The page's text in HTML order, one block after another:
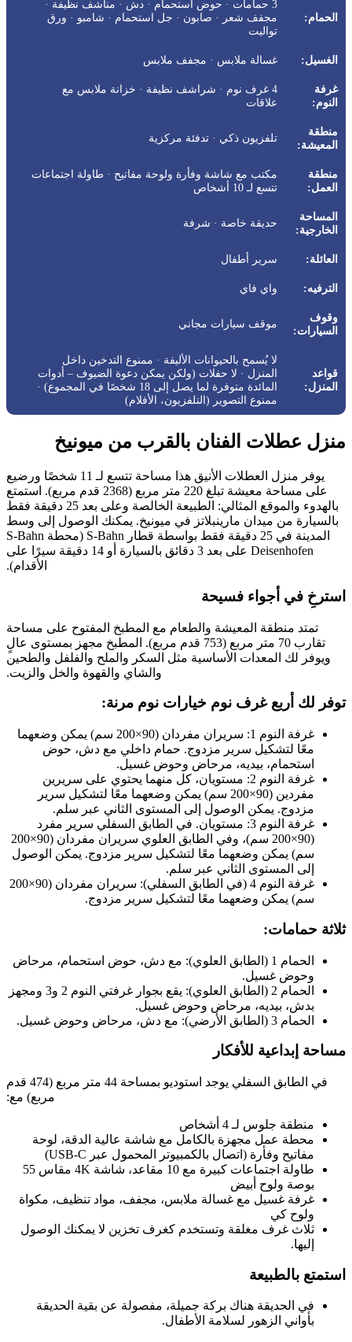
الحمام:
3 حمامات · حوض استحمام · دش · مناشف نظيفة ·
مجفف شعر · صابون · جل استحمام · شامبو · ورق
تواليت
الغسيل: غسالة ملابس · مجفف ملابس
غرفة
النوم:
4 غرف نوم · شراشف نظيفة · خزانة ملابس مع
علاقات
منطقة
المعيشة:
تلفزيون ذكي · تدفئة مركزية
منطقة
العمل:
مكتب مع شاشة وفأرة ولوحة مفاتيح · طاولة اجتماعات
تتسع لـ 10 أشخاص
المساحة
الخارجية:
حديقة خاصة · شرفة
العائلة: سرير أطفال
الترفيه: واي فاي
وقوف
السيارات:
موقف سيارات مجاني
قواعد
المنزل:
لا يُسمح بالحيوانات الأليفة · ممنوع التدخين داخل
المنزل · لا حفلات (ولكن يمكن دعوة الضيوف – أدوات
المائدة متوفرة لما يصل إلى 18 شخصًا في المجموع) ·
ممنوع التصوير (التلفزيون، الأفلام)
منزل عطلات الفنان بالقرب من ميونيخ
يوفر منزل العطلات الأنيق هذا مساحة تتسع لـ 11 شخصًا ورضيع
على مساحة معيشة تبلغ 220 متر مربع (2368 قدم مربع). استمتع
بالهدوء والموقع المثالي: الطبيعة الخالصة وعلى بعد 25 دقيقة فقط
بالسيارة من ميدان مارينبلاتز في ميونيخ. يمكنك الوصول إلى وسط
المدينة في 25 دقيقة فقط بواسطة قطار S-Bahn (محطة S-Bahn
Deisenhofen على بعد 3 دقائق بالسيارة أو 14 دقيقة سيرًا على
الأقدام).
استرخِ في أجواء فسيحة
تمتد منطقة المعيشة والطعام مع المطبخ المفتوح على مساحة
تقارب 70 متر مربع (753 قدم مربع). المطبخ مجهز بمستوى عالٍ
ويوفر لك المعدات الأساسية مثل السكر والملح والفلفل والطحين
والشاي والقهوة والخل والزيت.
توفر لك أربع غرف نوم خيارات نوم مرنة:
غرفة النوم 1: سريران مفردان (90×200 سم) يمكن وضعهما
معًا لتشكيل سرير مزدوج. حمام داخلي مع دش، حوض
استحمام، بيديه، مرحاض وحوض غسيل.
غرفة النوم 2: مستويان، كل منهما يحتوي على سريرين
مفردين (90×200 سم) يمكن وضعهما معًا لتشكيل سرير
مزدوج. يمكن الوصول إلى المستوى الثاني عبر سلم.
غرفة النوم 3: مستويان. في الطابق السفلي سرير مفرد
(90×200 سم)، وفي الطابق العلوي سريران مفردان (90×200
سم) يمكن وضعهما معًا لتشكيل سرير مزدوج. يمكن الوصول
إلى المستوى الثاني عبر سلم.
غرفة النوم 4 (في الطابق السفلي): سريران مفردان (90×200
سم) يمكن وضعهما معًا لتشكيل سرير مزدوج.
ثلاثة حمامات:
الحمام 1 (الطابق العلوي): مع دش، حوض استحمام، مرحاض
وحوض غسيل.
الحمام 2 (الطابق العلوي): يقع بجوار غرفتي النوم 2 و3 ومجهز
بدش، بيديه، مرحاض وحوض غسيل.
الحمام 3 (الطابق الأرضي): مع دش، مرحاض وحوض غسيل.
مساحة إبداعية للأفكار
في الطابق السفلي يوجد استوديو بمساحة 44 متر مربع (474 قدم
مربع) مع:
منطقة جلوس لـ 4 أشخاص
محطة عمل مجهزة بالكامل مع شاشة عالية الدقة، لوحة
مفاتيح وفأرة (اتصال بالكمبيوتر المحمول عبر USB-C)
طاولة اجتماعات كبيرة مع 10 مقاعد، شاشة 4K مقاس 55
بوصة ولوح أبيض
غرفة غسيل مع غسالة ملابس، مجفف، مواد تنظيف، مكواة
ولوح كي
ثلاث غرف مغلقة وتستخدم كغرف تخزين لا يمكنك الوصول
إليها.
استمتع بالطبيعة
في الحديقة هناك بركة جميلة، مفصولة عن بقية الحديقة
بأواني الزهور لسلامة الأطفال.